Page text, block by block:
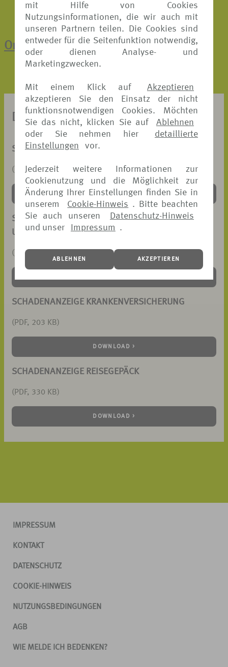
mit Hilfe von Cookies
Nutzungsinformationen, die wir auch mit
unseren Partnern teilen. Die Cookies sind
entweder für die Seitenfunktion notwendig,
oder dienen Analyse- und
Marketingzwecken.
Mit einem Klick auf
Akzeptieren
akzeptieren Sie den Einsatz der nicht
funktionsnotwendigen Cookies. Möchten
Sie das nicht, klicken Sie auf
Ablehnen
oder Sie nehmen hier
detaillierte
Einstellungen
vor.
Jederzeit weitere Informationen zur
Cookienutzung und die Möglichkeit zur
Änderung Ihrer Einstellungen finden Sie in
unserem
Cookie-Hinweis . Bitte beachten
Sie auch unseren
Datenschutz-Hinweis
und unser
Impressum .
ABLEHNEN AKZEPTIEREN
Online-Schadenmeldung
DOKUMENTE ZUM DOWNLOAD
SCHADENANZEIGE REISERÜCKTRITT UND -ABBRUCH
(PDF, 204 KB)
DOWNLOAD >
SCHADENANZEIGE
UMBUCHUNGSGEBÜHRENSCHUTZ
(PDF, 98 KB)
SCHADENANZEIGE KRANKENVERSICHERUNG
(PDF, 203 KB)
DOWNLOAD >
SCHADENANZEIGE REISEGEPÄCK
(PDF, 330 KB)
DOWNLOAD >
IMPRESSUM
KONTAKT
DATENSCHUTZ
COOKIE-HINWEIS
NUTZUNGSBEDINGUNGEN
AGB
WIE MELDE ICH BEDENKEN?